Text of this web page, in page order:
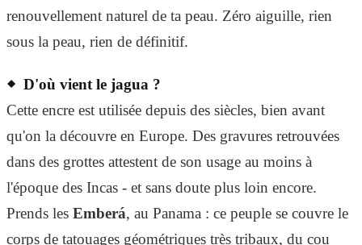
renouvellement naturel de ta peau. Zéro aiguille, rien
sous la peau, rien de définitif.
D'où vient le jagua ?
Cette encre est utilisée depuis des siècles, bien avant
qu'on la découvre en Europe. Des gravures retrouvées
dans des grottes attestent de son usage au moins à
l'époque des Incas - et sans doute plus loin encore.
Prends les Emberá, au Panama : ce peuple se couvre le
corps de tatouages géométriques très tribaux, du cou